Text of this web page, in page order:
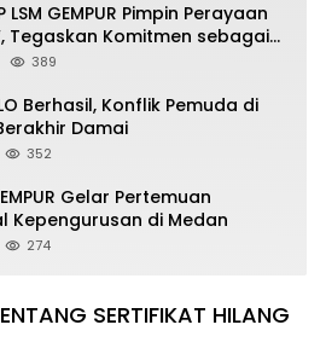
LSM GEMPUR Pimpin Perayaan
Tegaskan Komitmen sebagai
dan Corong Aspirasi
389
Berhasil, Konflik Pemuda di
Damai
352
Gelar Pertemuan
Kepengurusan di Medan
274
SERTIFIKAT HILANG